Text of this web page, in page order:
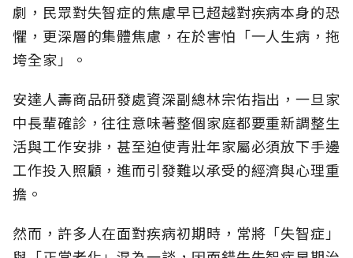
劇，民眾對失智症的焦慮早已超越對疾病本身的恐
懼，更深層的集體焦慮，在於害怕「一人生病，拖
垮全家」。
安達人壽商品研發處資深副總林宗佑指出，一旦家
中長輩確診，往往意味著整個家庭都要重新調整生
活與工作安排，甚至迫使青壯年家屬必須放下手邊
工作投入照顧，進而引發難以承受的經濟與心理重
擔。
然而，許多人在面對疾病初期時，常將「失智症」